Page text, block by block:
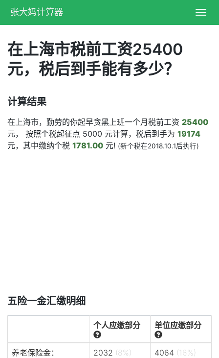
张大妈计算器
在上海市税前工资25400
元，税后到手能有多少？
计算结果
在上海市，勤劳的你起早贪黑上班一个月税前工资 25400
元， 按照个税起征点 5000 元计算，税后到手为 19174
元，其中缴纳个税 1781.00 元! (新个税在2018.10.1后执行)
五险一金汇缴明细
个人应缴部分 单位应缴部分
养老保险金： 2032 (8%) 4064 (16%)